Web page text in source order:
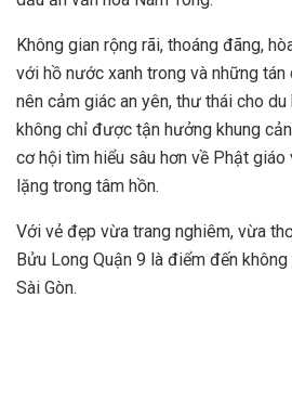
Không gian rộng rãi, thoáng đãng,
với hồ nước xanh trong và những
nên cảm giác an yên, thư thái cho
không chỉ được tận hưởng khung
cơ hội tìm hiểu sâu hơn về Phật
lặng trong tâm hồn.
Với vẻ đẹp vừa trang nghiêm, vừa
Bửu Long Quận 9 là điểm đến
Sài Gòn.